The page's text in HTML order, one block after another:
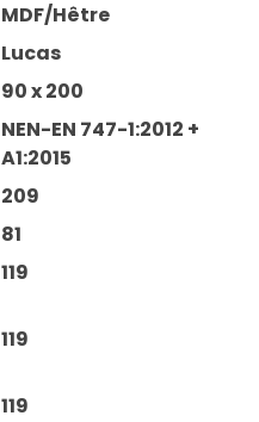
MDF/Hêtre
Lucas
90 x 200
NEN-EN 747-1:2012 +
A1:2015
209
81
119
119
119